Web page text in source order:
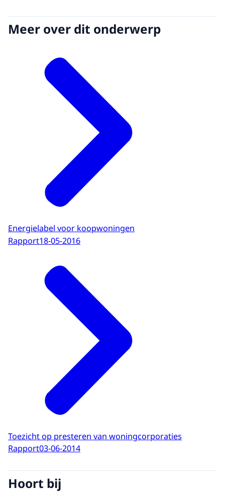
Meer over dit onderwerp
Energielabel voor koopwoningen
Rapport18-05-2016
Toezicht op presteren van woningcorporaties
Rapport03-06-2014
Hoort bij